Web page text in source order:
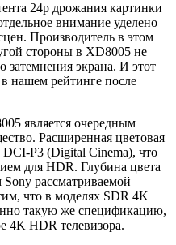
24p дрожания картинки
внимание уделено
Производитель в этом
стороны в XD8005 не
затемнения экрана. И этот
в нашем рейтинге после
является очередным
Расширенная цветовая
DCI-P3 (Digital Cinema), что
для HDR. Глубина цвета
Sony рассматриваемой
что в моделях SDR 4K
такую же спецификацию,
4K HDR телевизора.